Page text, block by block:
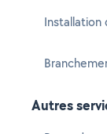
Installation
Autres